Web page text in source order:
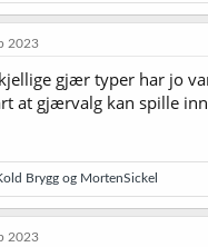
2023
gjær typer har jo
at gjærvalg kan spille inn
Brygg og MortenSickel
2023